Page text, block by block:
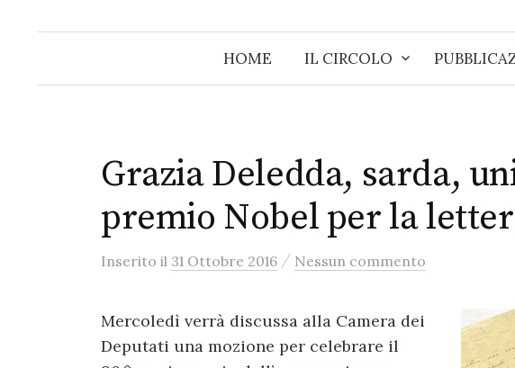
HOME IL CIRCOLO
Grazia Deledda, sarda,
premio Nobel per la
Inserito il 31 Ottobre 2016 / Nessun commento
Mercoledì verrà discussa alla Camera dei
Deputati una mozione per celebrare il